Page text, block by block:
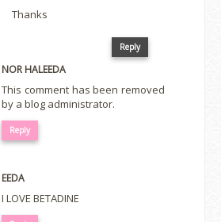
Thanks
Reply
NOR HALEEDA
This comment has been removed
by a blog administrator.
Reply
EEDA
I LOVE BETADINE